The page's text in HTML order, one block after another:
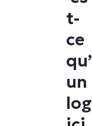
t-
ce
qu’
un
log